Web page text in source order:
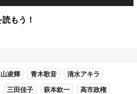
もう！
凌輝 青木歌音 清水アキラ
三田佳子 萩本欽一 高市政権